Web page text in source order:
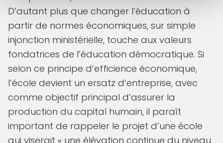
D’autant plus que changer l’éducation à
partir de normes économiques, sur simple
injonction ministérielle, touche aux valeurs
fondatrices de l’éducation démocratique. Si
selon ce principe d’efficience économique,
l’école devient un ersatz d’entreprise, avec
comme objectif principal d’assurer la
production du capital humain, il paraît
important de rappeler le projet d’une école
qui viserait « une élévation continue du niveau